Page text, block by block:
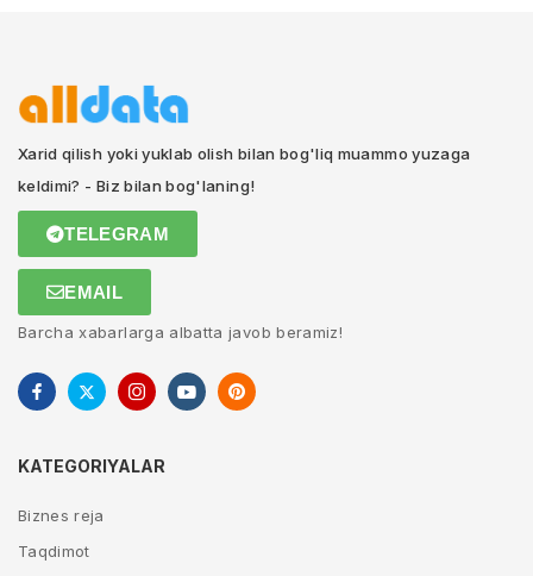
Xarid qilish yoki yuklab olish bilan bog'liq muammo yuzaga
keldimi? - Biz bilan bog'laning!
TELEGRAM
EMAIL
Barcha xabarlarga albatta javob beramiz!
KATEGORIYALAR
Biznes reja
Taqdimot